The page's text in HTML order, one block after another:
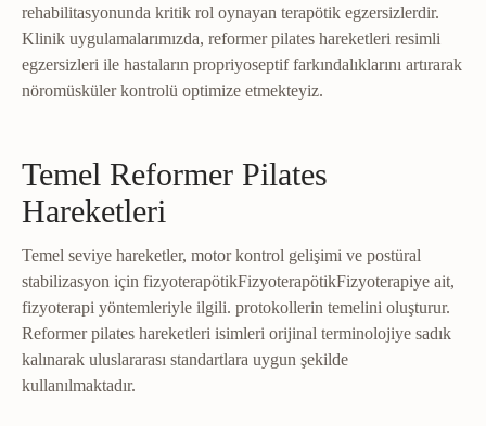
rehabilitasyonunda kritik rol oynayan terapötik egzersizlerdir.
Klinik uygulamalarımızda, reformer pilates hareketleri resimli
egzersizleri ile hastaların propriyoseptif farkındalıklarını artırarak
nöromüsküler kontrolü optimize etmekteyiz.
Temel Reformer Pilates
Hareketleri
Temel seviye hareketler, motor kontrol gelişimi ve postüral
stabilizasyon için fizyoterapötikFizyoterapötikFizyoterapiye ait,
fizyoterapi yöntemleriyle ilgili. protokollerin temelini oluşturur.
Reformer pilates hareketleri isimleri orijinal terminolojiye sadık
kalınarak uluslararası standartlara uygun şekilde
kullanılmaktadır.